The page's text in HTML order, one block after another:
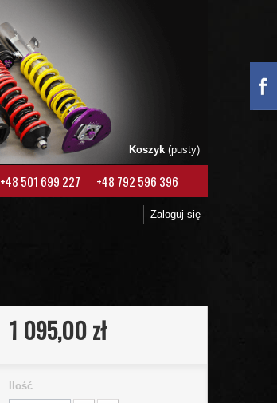
Koszyk (pusty)
+48 501 699 227 +48 792 596 396
Zaloguj się
1 095,00 zł
Ilość